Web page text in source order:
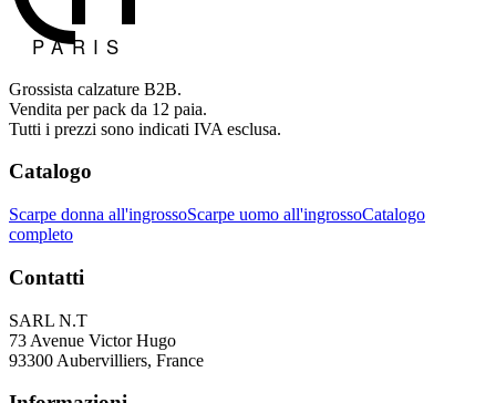
Grossista calzature B2B.
Vendita per pack da 12 paia.
Tutti i prezzi sono indicati IVA esclusa.
Catalogo
Scarpe donna all'ingrossoScarpe uomo all'ingrossoCatalogo
completo
Contatti
SARL N.T
73 Avenue Victor Hugo
93300 Aubervilliers, France